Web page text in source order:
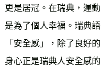
更是居冠。在瑞典，運
是為了個人幸福。瑞典
「安全感」，除了良好
身心正是瑞典人安全感的